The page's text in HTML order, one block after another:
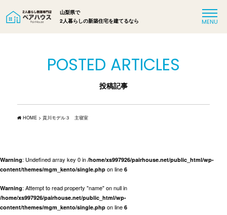
山梨県で
2人暮らしの新築住宅を建てるなら
POSTED ARTICLES
投稿記事
HOME >貢川モデル３ 主寝室
Warning: Undefined array key 0 in /home/xs997926/pairhouse.net/public_html/wp-
content/themes/mgm_kento/single.php on line 6
Warning: Attempt to read property "name" on null in
/home/xs997926/pairhouse.net/public_html/wp-
content/themes/mgm_kento/single.php on line 6